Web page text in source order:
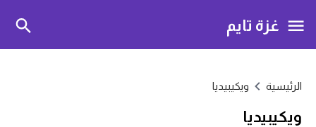
غزة تايم
الرئيسية ويكيبيديا
ويكيبيديا